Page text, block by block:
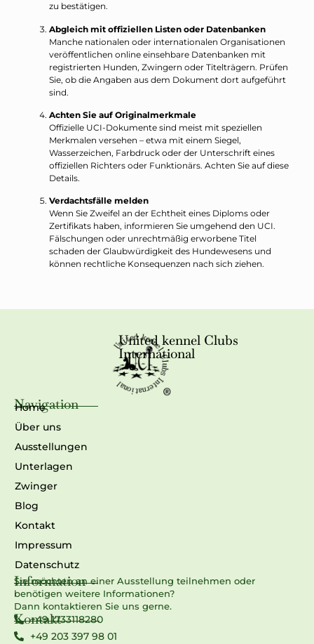
zu bestätigen.
Abgleich mit offiziellen Listen oder Datenbanken
Manche nationalen oder internationalen Organisationen
veröffentlichen online einsehbare Datenbanken mit
registrierten Hunden, Zwingern oder Titelträgern. Prüfen
Sie, ob die Angaben aus dem Dokument dort aufgeführt
sind.
Achten Sie auf Originalmerkmale
Offizielle UCI-Dokumente sind meist mit speziellen
Merkmalen versehen – etwa mit einem Siegel,
Wasserzeichen, Farbdruck oder der Unterschrift eines
offiziellen Richters oder Funktionärs. Achten Sie auf diese
Details.
Verdachtsfälle melden
Wenn Sie Zweifel an der Echtheit eines Diploms oder
Zertifikats haben, informieren Sie umgehend den UCI.
Fälschungen oder unrechtmäßig erworbene Titel
schaden der Glaubwürdigkeit des Hundewesens und
können rechtliche Konsequenzen nach sich ziehen.
United kennel Clubs
International
Navigation
Home
Über uns
Ausstellungen
Unterlagen
Zwinger
Blog
Kontakt
Impressum
Datenschutz
Information
Sie möchten an einer Ausstellung teilnehmen oder
benötigen weitere Informationen?
Dann kontaktieren Sie uns gerne.
Kontakt
+49 1733118280
+49 203 397 98 01